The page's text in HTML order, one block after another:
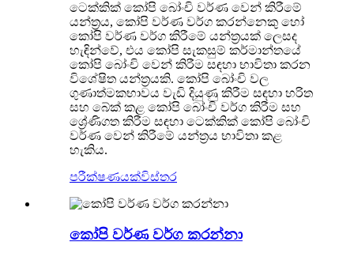
ටෙක්කික් කෝපි බෝංචි වර්ණ වෙන් කිරීමේ
යන්ත්‍රය, කෝපි වර්ණ වර්ග කරන්නෙකු හෝ
කෝපි වර්ණ වර්ග කිරීමේ යන්ත්‍රයක් ලෙසද
හැඳින්වේ, එය කෝපි සැකසුම් කර්මාන්තයේ
කෝපි බෝංචි වෙන් කිරීම සඳහා භාවිතා කරන
විශේෂිත යන්ත්‍රයකි. කෝපි බෝංචි වල
ගුණාත්මකභාවය වැඩි දියුණු කිරීම සඳහා හරිත
සහ බේක් කළ කෝපි බෝංචි වර්ග කිරීම සහ
ශ්‍රේණිගත කිරීම සඳහා ටෙක්කික් කෝපි බෝංචි
වර්ණ වෙන් කිරීමේ යන්ත්‍රය භාවිතා කළ
හැකිය.
පරීක්ෂණයක්විස්තර
කෝපි වර්ණ වර්ග කරන්නා